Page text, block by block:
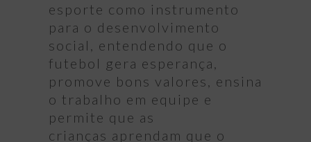
esporte como instrumento
para o desenvolvimento
social, entendendo que o
futebol gera esperança,
promove bons valores, ensina
o trabalho em equipe e
permite que as
crianças aprendam que o